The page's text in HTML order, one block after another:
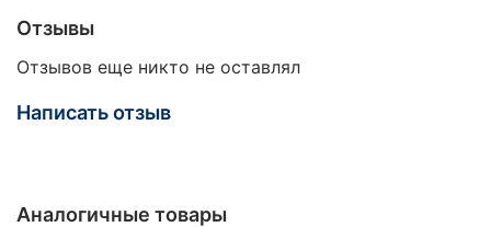
Отзывы
Отзывов еще никто не оставлял
Написать отзыв
Аналогичные товары